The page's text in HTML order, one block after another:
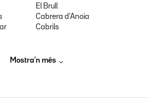
El Brull
Cabrera d'Anoia
Cabrils
Mostra’n més